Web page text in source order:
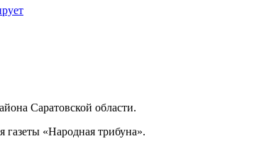
Саратовской области.
«Народная трибуна».